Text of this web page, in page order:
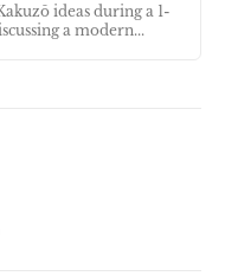
ideas during a 1-
a modern...